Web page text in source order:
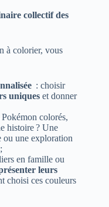
collectif des
à colorier, vous
: choisir
uniques et donner
Pokémon colorés,
histoire ? Une
ou une exploration
en famille ou
leurs
choisi ces couleurs